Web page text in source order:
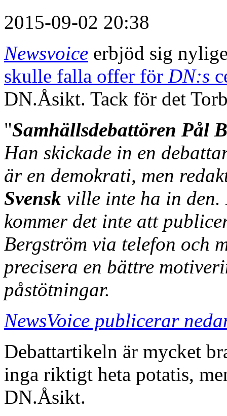
2015-09-02 20:38
Newsvoice erbjöd sig
skulle falla offer för DN:s
DN.Åsikt. Tack för det
"Samhällsdebattören Pål
Han skickade in en
är en demokrati, men
Svensk ville inte ha in
kommer det inte att
Bergström via telefon och
precisera en bättre
påstötningar.
NewsVoice publicerar
Debattartikeln är mycket
inga riktigt heta potatis,
DN.Åsikt.